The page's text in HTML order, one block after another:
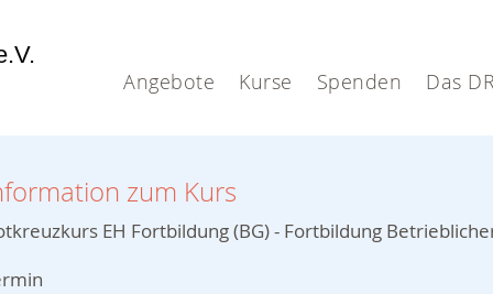
Angebote Kurse Spenden Das
zum Kurs
EH Fortbildung (BG) - Fortbildung